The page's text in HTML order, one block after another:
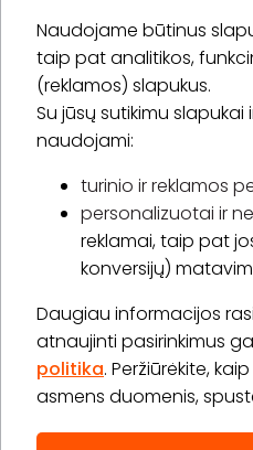
Naudojame būtinus
taip pat analitikos,
(reklamos) slapukus.
Su jūsų sutikimu
naudojami:
turinio ir reklamos
personalizuotai ir
reklamai, taip pat
konversijų)
Daugiau informacijos
atnaujinti pasirinkimus
politika. Peržiūrėkite,
asmens duomenis,
* Susipažinau su
Apie „BookitNow“
Informacija
„GERA DOVANA“ GRUPĖ